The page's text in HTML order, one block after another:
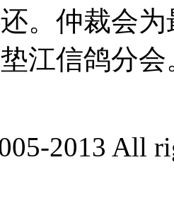
。仲裁会
垫江信
2013 All